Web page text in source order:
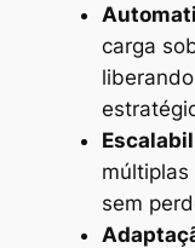
carga
sem